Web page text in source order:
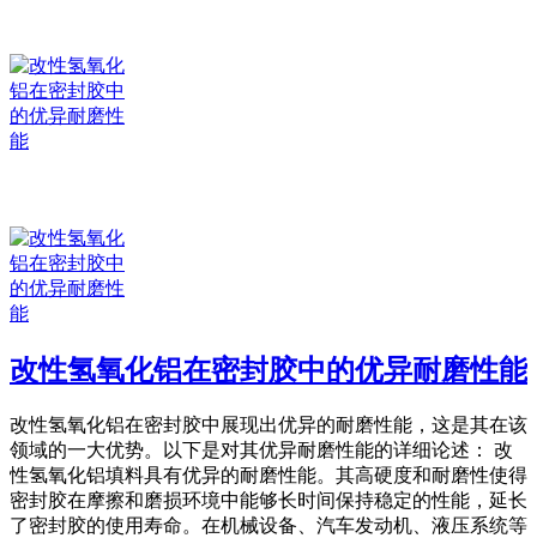
改性氢氧化铝在密封胶中的优异耐磨性能
改性氢氧化铝在密封胶中展现出优异的耐磨性能，这是其在该
领域的一大优势。以下是对其优异耐磨性能的详细论述： 改
性氢氧化铝填料具有优异的耐磨性能。其高硬度和耐磨性使得
密封胶在摩擦和磨损环境中能够长时间保持稳定的性能，延长
了密封胶的使用寿命。在机械设备、汽车发动机、液压系统等